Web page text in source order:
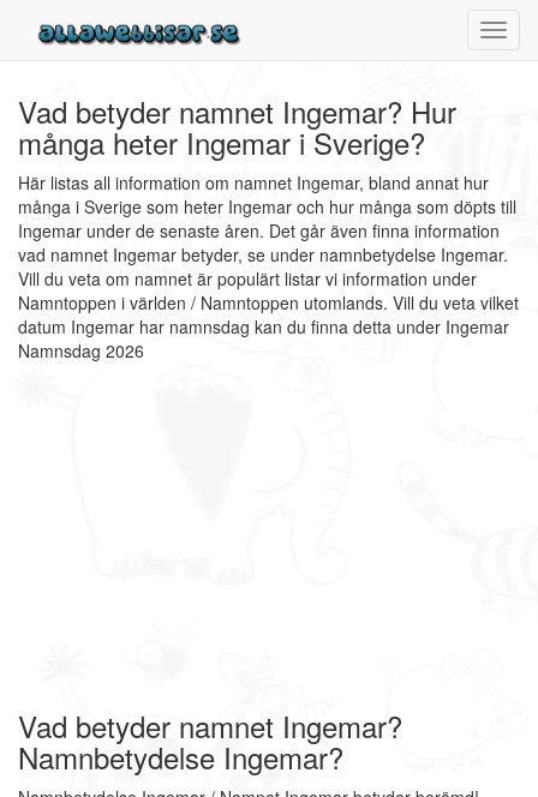
Vad betyder namnet Ingemar? Hur
många heter Ingemar i Sverige?
Här listas all information om namnet Ingemar, bland annat hur
många i Sverige som heter Ingemar och hur många som döpts till
Ingemar under de senaste åren. Det går även finna information
vad namnet Ingemar betyder, se under namnbetydelse Ingemar.
Vill du veta om namnet är populärt listar vi information under
Namntoppen i världen / Namntoppen utomlands. Vill du veta vilket
datum Ingemar har namnsdag kan du finna detta under Ingemar
Namnsdag 2026
Vad betyder namnet Ingemar?
Namnbetydelse Ingemar?